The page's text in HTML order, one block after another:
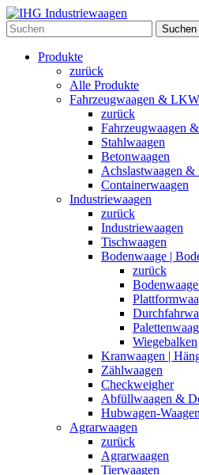
Suchen
Produkte
zurück
Alle Produkte
Fahrzeugwaagen &
zurück
Fahrzeugwaagen
Stahlwaagen
Betonwaagen
Achslastwaagen &
Containerwaagen
Industriewaagen
zurück
Industriewaagen
Tischwaagen
Bodenwaage |
zurück
Wiegebalken
Kranwaagen |
Zählwaagen
Checkweigher
Abfüllwaagen &
Hubwagen-Waagen
Agrarwaagen
zurück
Agrarwaagen
Tierwaagen